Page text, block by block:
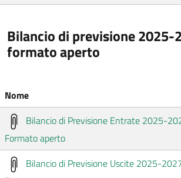
Bilancio di previsione 2025-
formato aperto
Nome
Bilancio di Previsione Entrate 2025-
Formato aperto
Bilancio di Previsione Uscite 2025-